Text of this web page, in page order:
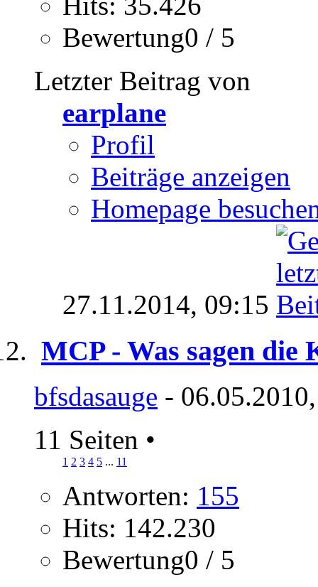
Bewertung0 / 5
Letzter Beitrag von
earplane
Profil
Beiträge anzeigen
Homepage
27.11.2014, 09:15
MCP - Was sagen
bfsdasauge -
11 Seiten •
1 2 3 4 5 ... 11
Antworten: 155
Hits: 142.230
Bewertung0 / 5